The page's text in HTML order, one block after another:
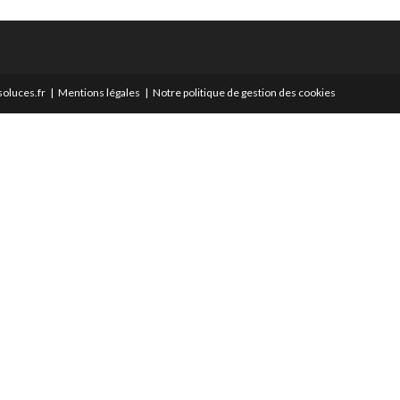
Mentions légales Notre politique de gestion des cookies